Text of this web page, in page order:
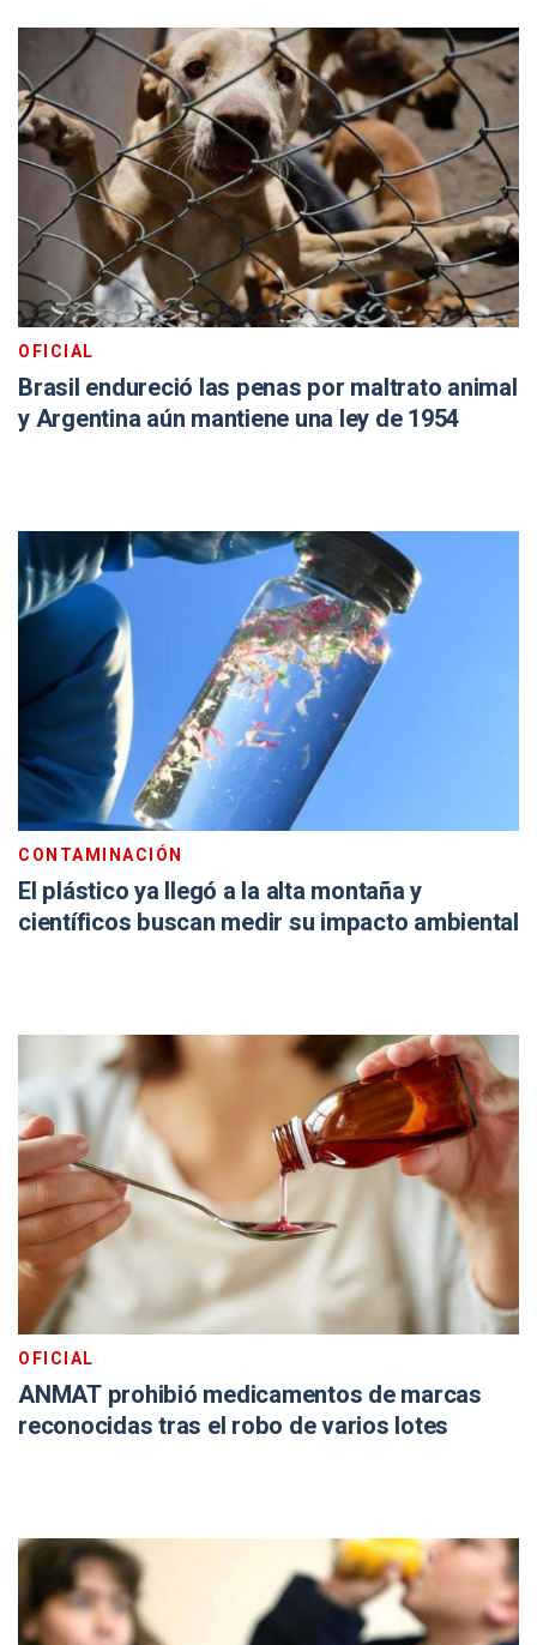
OFICIAL
Brasil endureció las penas por maltrato animal
y Argentina aún mantiene una ley de 1954
CONTAMINACIÓN
El plástico ya llegó a la alta montaña y
científicos buscan medir su impacto ambiental
OFICIAL
ANMAT prohibió medicamentos de marcas
reconocidas tras el robo de varios lotes